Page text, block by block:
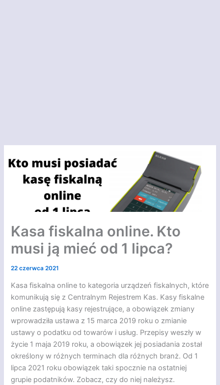
Kasa fiskalna online. Kto
musi ją mieć od 1 lipca?
22 czerwca 2021
Kasa fiskalna online to kategoria urządzeń fiskalnych, które
komunikują się z Centralnym Rejestrem Kas. Kasy fiskalne
online zastępują kasy rejestrujące, a obowiązek zmiany
wprowadziła ustawa z 15 marca 2019 roku o zmianie
ustawy o podatku od towarów i usług. Przepisy weszły w
życie 1 maja 2019 roku, a obowiązek jej posiadania został
określony w różnych terminach dla różnych branż. Od 1
lipca 2021 roku obowiązek taki spocznie na ostatniej
grupie podatników. Zobacz, czy do niej należysz.